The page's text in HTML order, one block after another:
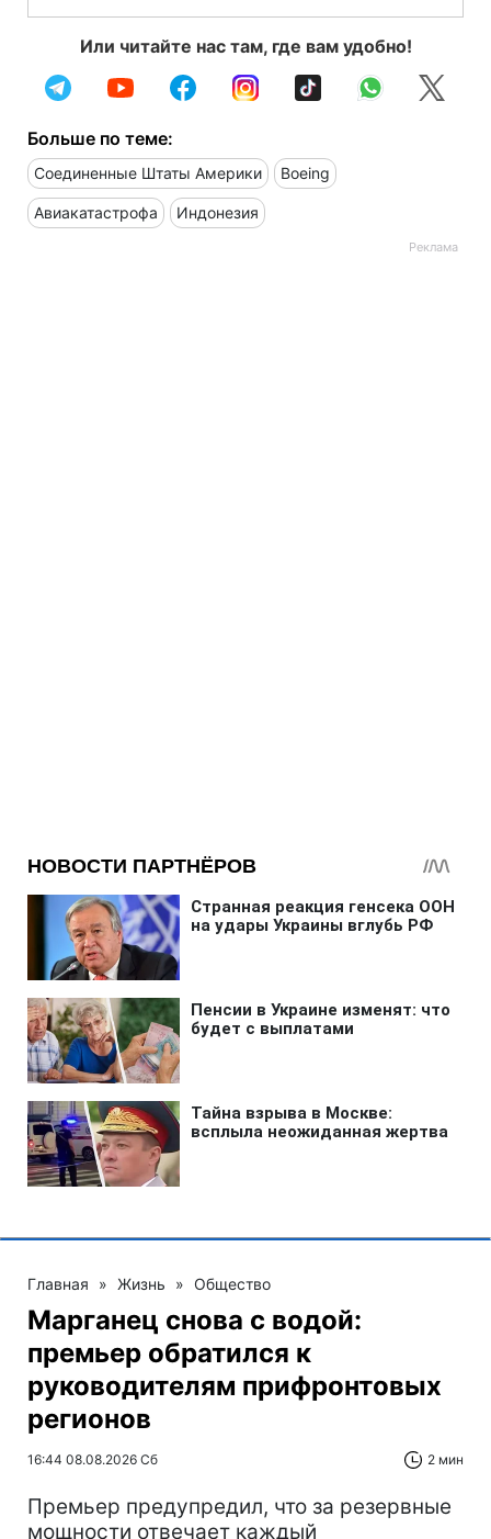
Или читайте нас там, где вам удобно!
Больше по теме:
Соединенные Штаты Америки Boeing
Авиакатастрофа Индонезия
Главная » Жизнь » Общество
Марганец снова с водой:
премьер обратился к
руководителям прифронтовых
регионов
16:44 08.08.2026 Сб 2 мин
Премьер предупредил, что за резервные
мощности отвечает каждый